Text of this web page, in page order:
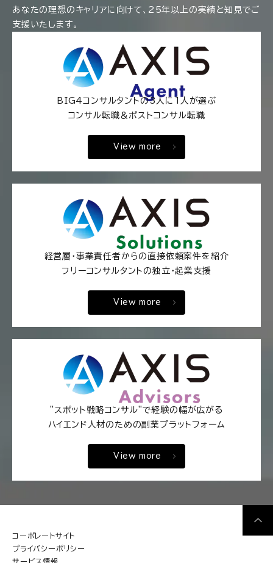
あなたの理想のキャリアに向けて、25年以上の実績と知見でご
支援いたします。
BIG4コンサルタントの3人に1人が選ぶ
コンサル転職＆ポストコンサル転職
View more
経営層・事業責任者からの直接依頼案件を紹介
フリーコンサルタントの独立・起業支援
View more
"スポット戦略コンサル"で経験の幅が広がる
ハイエンド人材のための副業プラットフォーム
View more
コーポレートサイト
プライバシーポリシー
サービス情報